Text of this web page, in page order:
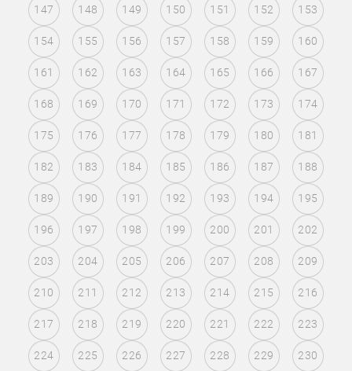
147 148 149 150 151 152 153
154 155 156 157 158 159 160
161 162 163 164 165 166 167
168 169 170 171 172 173 174
175 176 177 178 179 180 181
182 183 184 185 186 187 188
189 190 191 192 193 194 195
196 197 198 199 200 201 202
203 204 205 206 207 208 209
210 211 212 213 214 215 216
217 218 219 220 221 222 223
224 225 226 227 228 229 230